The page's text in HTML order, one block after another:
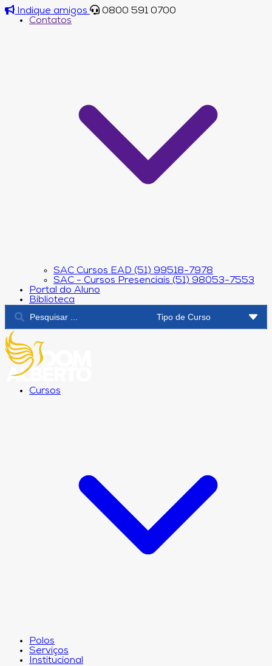
Indique amigos
0800 591 0700
Contatos
SAC Cursos EAD (51) 99518-7978
SAC - Cursos Presenciais (51) 98053-7553
Portal do Aluno
Biblioteca
Cursos
Polos
Serviços
Institucional